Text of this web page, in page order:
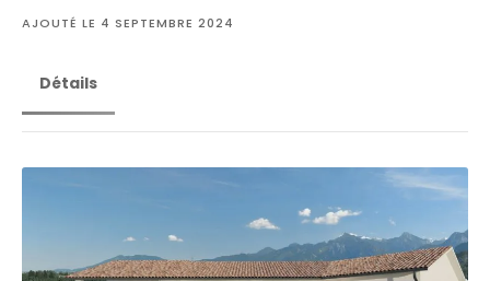
AJOUTÉ LE 4 SEPTEMBRE 2024
Détails